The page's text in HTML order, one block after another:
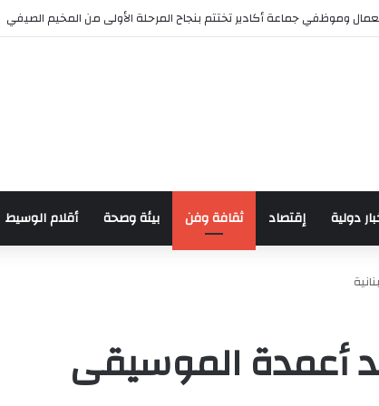
بمناسبة الذكرى السابعة والعشرين لعيد العرش المجيد
دولية إقتصاد ثقافة وفن بيئة وصحة أقلام الوسيط
أعمدة الموسيقى